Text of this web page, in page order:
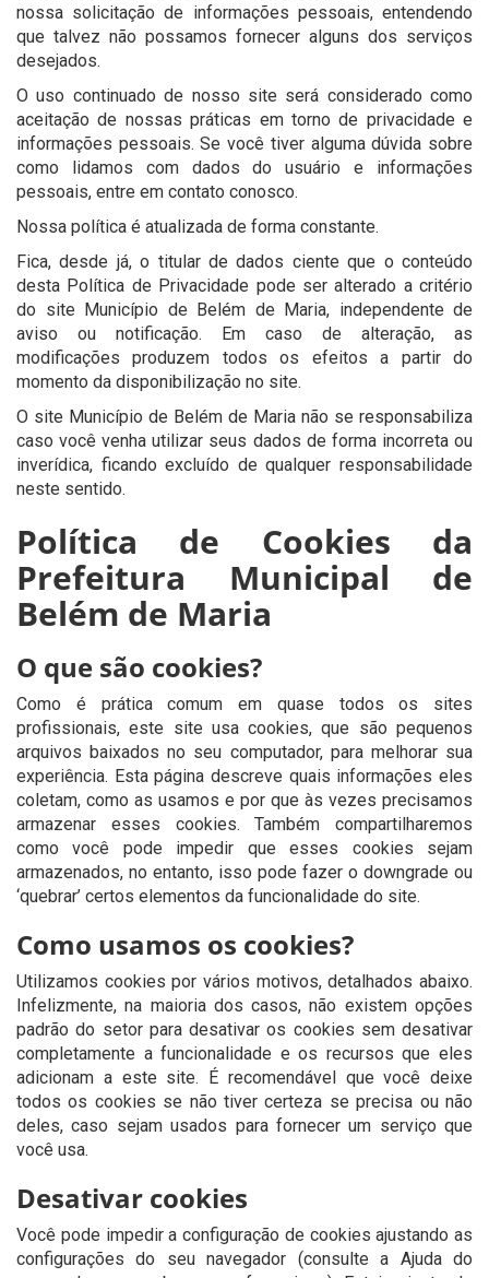
nossa solicitação de informações pessoais, entendendo
que talvez não possamos fornecer alguns dos serviços
desejados.
O uso continuado de nosso site será considerado como
aceitação de nossas práticas em torno de privacidade e
informações pessoais. Se você tiver alguma dúvida sobre
como lidamos com dados do usuário e informações
pessoais, entre em contato conosco.
Nossa política é atualizada de forma constante.
Fica, desde já, o titular de dados ciente que o conteúdo
desta Política de Privacidade pode ser alterado a critério
do site Município de Belém de Maria, independente de
aviso ou notificação. Em caso de alteração, as
modificações produzem todos os efeitos a partir do
momento da disponibilização no site.
O site Município de Belém de Maria não se responsabiliza
caso você venha utilizar seus dados de forma incorreta ou
inverídica, ficando excluído de qualquer responsabilidade
neste sentido.
Política de Cookies da
Prefeitura Municipal de
Belém de Maria
O que são cookies?
Como é prática comum em quase todos os sites
profissionais, este site usa cookies, que são pequenos
arquivos baixados no seu computador, para melhorar sua
experiência. Esta página descreve quais informações eles
coletam, como as usamos e por que às vezes precisamos
armazenar esses cookies. Também compartilharemos
como você pode impedir que esses cookies sejam
armazenados, no entanto, isso pode fazer o downgrade ou
‘quebrar’ certos elementos da funcionalidade do site.
Como usamos os cookies?
Utilizamos cookies por vários motivos, detalhados abaixo.
Infelizmente, na maioria dos casos, não existem opções
padrão do setor para desativar os cookies sem desativar
completamente a funcionalidade e os recursos que eles
adicionam a este site. É recomendável que você deixe
todos os cookies se não tiver certeza se precisa ou não
deles, caso sejam usados ​​para fornecer um serviço que
você usa.
Desativar cookies
Você pode impedir a configuração de cookies ajustando as
configurações do seu navegador (consulte a Ajuda do